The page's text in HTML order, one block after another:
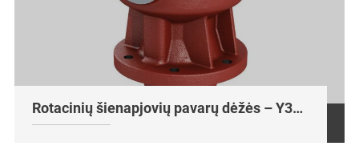
Rotacinių šienapjovių pavarų dėžės – Y3000